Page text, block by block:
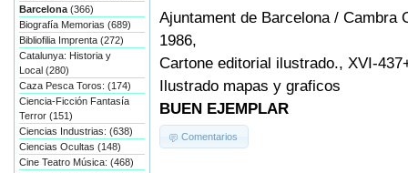
Ajuntament de Barcelona / Cambra
1986,
Cartone editorial ilustrado., XVI-
Ilustrado mapas y graficos
BUEN EJEMPLAR
Comentarios
Barcelona (366)
Biografía Memorias (689)
Bibliofilia Imprenta (272)
Catalunya: Historia y
Local (280)
Caza Pesca Toros: (174)
Ciencia-Ficción Fantasía
Terror (151)
Ciencias Industrias: (638)
Ciencias Ocultas (148)
Cine Teatro Música: (468)